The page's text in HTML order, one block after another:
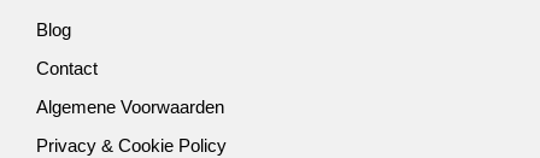
Blog
Contact
Algemene Voorwaarden
Privacy & Cookie Policy